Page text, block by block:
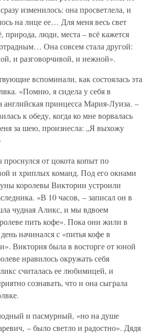
изменилось: она просветлела, и
на лице ее… Для меня весь свет
природа, люди, места – всё кажется
Она совсем стала другой:
и разговорчивой, и нежной».
вспоминали, как состоялась эта
«Помню, я сидела у себя в
английская принцесса Мария-Луиза. –
к обеду, когда ко мне ворвалась
за шею, произнесла: „Я выхожу
проснулся от цокота копыт по
и хриплых команд. Под его окнами
королевы Виктории устроили
«В 10 часов, – записал он в
чудная Аликс, и мы вдвоем
пить кофе». Пока они жили в
начинался с «питья кофе в
Виктория была в восторге от юной
нравилось окружать себя
считалась ее любимицей, и
сознавать, что и она сыграла
и пасмурный, «но на душе
– было светло и радостно». Дядя